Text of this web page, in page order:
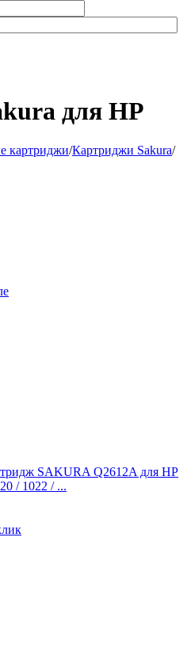
для HP
картриджи/Картриджи Sakura/
SAKURA Q2612A для HP
/ 1022 / ...